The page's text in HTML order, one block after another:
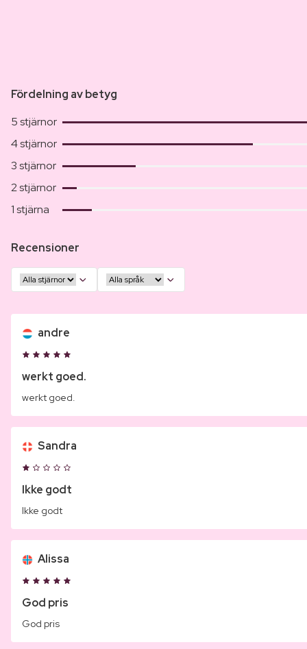
Fördelning av betyg
5 stjärnor
4 stjärnor
3 stjärnor
2 stjärnor
1 stjärna
Recensioner
andre
werkt goed.
werkt goed.
Sandra
Ikke godt
Ikke godt
Alissa
God pris
God pris